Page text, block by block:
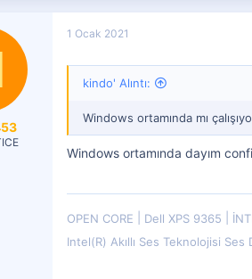
4,401
2017
1 Ocak 2021
kindo' Alıntı:
Windows ortamında mı
Windows ortamında dayım
OPEN CORE Dell XPS 9365
Intel(R) Akıllı Ses Teknolojisi Ses